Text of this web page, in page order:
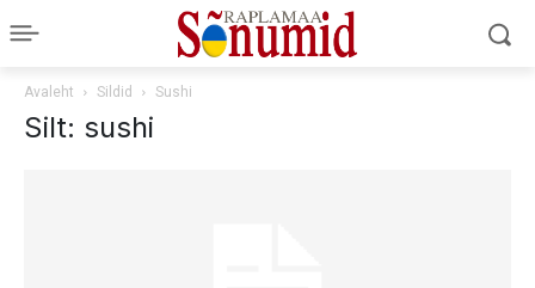
Avaleht Sildid Sushi
Silt: sushi